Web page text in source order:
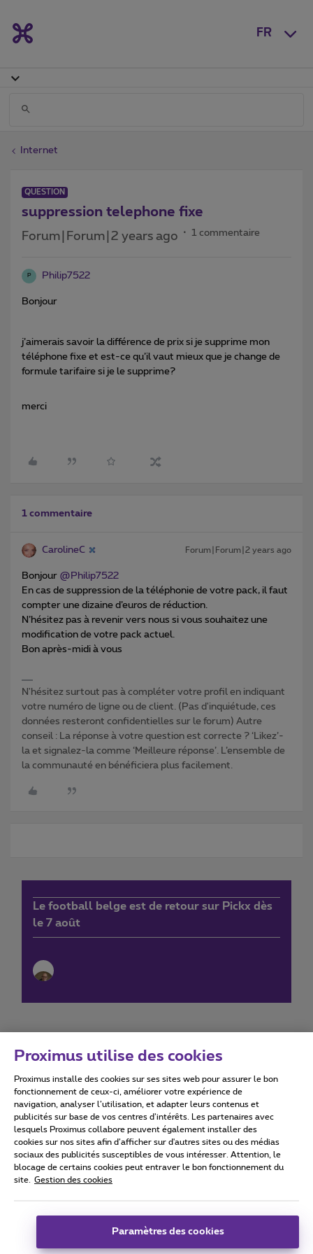
FR
Internet
QUESTION
suppression telephone fixe
Forum|Forum|2 years ago 1 commentaire
P Philip7522
Bonjour
j’aimerais savoir la différence de prix si je supprime mon
téléphone fixe et est-ce qu’il vaut mieux que je change de
formule tarifaire si je le supprime?
merci
1 commentaire
CarolineC Forum|Forum|2 years ago
Bonjour @Philip7522
En cas de suppression de la téléphonie de votre pack, il faut
compter une dizaine d’euros de réduction.
N’hésitez pas à revenir vers nous si vous souhaitez une
modification de votre pack actuel.
Bon après-midi à vous
N'hésitez surtout pas à compléter votre profil en indiquant
votre numéro de ligne ou de client. (Pas d'inquiétude, ces
données resteront confidentielles sur le forum) Autre
conseil : La réponse à votre question est correcte ? ‘Likez’-
la et signalez-la comme ‘Meilleure réponse’. L’ensemble de
la communauté en bénéficiera plus facilement.
Le football belge est de retour sur Pickx dès
le 7 août
Conditions d'utilisation Accessibility statement
Tous droits réservés. © 2026
Conditions générales, info consommateur
Coordonnées de l’entreprise
Proximus utilise des cookies
Proximus installe des cookies sur ses sites web pour assurer le bon
fonctionnement de ceux-ci, améliorer votre expérience de
navigation, analyser l’utilisation, et adapter leurs contenus et
publicités sur base de vos centres d’intérêts. Les partenaires avec
lesquels Proximus collabore peuvent également installer des
cookies sur nos sites afin d’afficher sur d'autres sites ou des médias
sociaux des publicités susceptibles de vous intéresser. Attention, le
blocage de certains cookies peut entraver le bon fonctionnement du
site.
Gestion des cookies
Paramètres des cookies